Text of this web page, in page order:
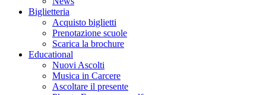
Biglietteria
Acquisto biglietti
Prenotazione scuole
Scarica la brochure
Educational
Nuovi Ascolti
Musica in Carcere
Ascoltare il presente